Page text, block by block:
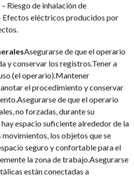
Riesgo de inhalación de
eléctricos producidos por
Asegurarse de que el operario
y conservar los registros.Tener a
(el operario).Mantener
el procedimiento y conservar
Asegurarse de que el operario
no forzadas, durante su
espacio suficiente alrededor de la
movimientos, los objetos que se
seguro y confortable para el
la zona de trabajo.Asegurarse
están conectadas a